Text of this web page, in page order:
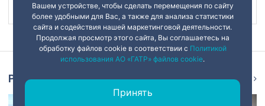
Наш канал в
Репортаж Ещё
Вашем устройстве, чтобы сделать перемещения по сайту
более удобными для Вас, а также для анализа статистики
сайта и содействия нашей маркетинговой деятельности.
Продолжая просмотр этого сайта, Вы соглашаетесь на
обработку файлов cookie в соответствии с Политикой
использования АО «ГАТР» файлов cookie.
Принять